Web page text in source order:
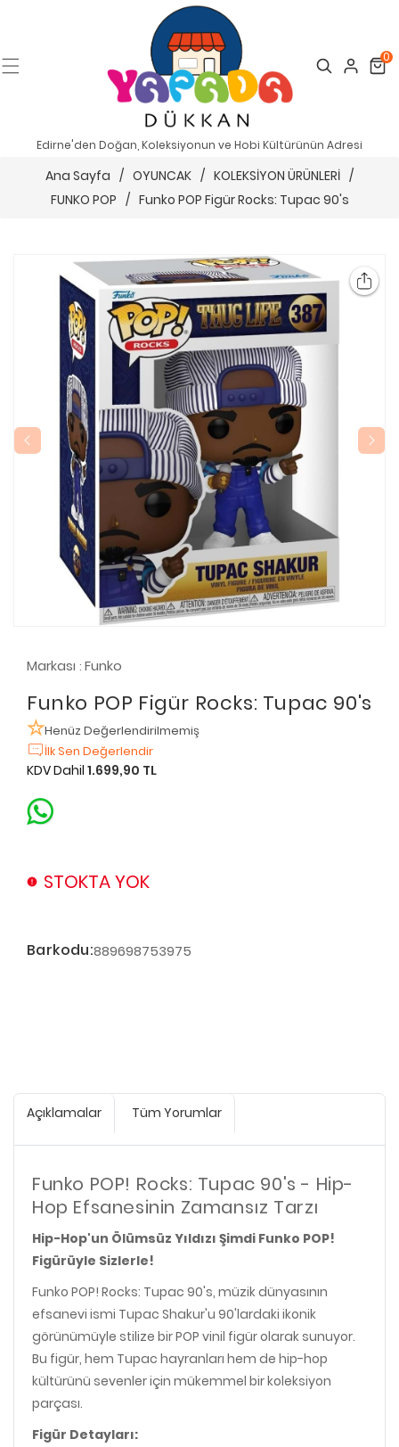
Search Cart
0
Edirne'den Doğan, Koleksiyonun ve Hobi Kültürünün Adresi
Ana Sayfa / OYUNCAK / KOLEKSİYON ÜRÜNLERİ /
FUNKO POP / Funko POP Figür Rocks: Tupac 90's
Markası : Funko
Funko POP Figür Rocks: Tupac 90's
Henüz Değerlendirilmemiş
İlk Sen Değerlendir
KDV Dahil 1.699,90 TL
STOKTA YOK
Barkodu:889698753975
Açıklamalar Tüm Yorumlar
Funko POP! Rocks: Tupac 90's - Hip-
Hop Efsanesinin Zamansız Tarzı
Hip-Hop'un Ölümsüz Yıldızı Şimdi Funko POP!
Figürüyle Sizlerle!
Funko POP! Rocks: Tupac 90's, müzik dünyasının
efsanevi ismi Tupac Shakur'u 90'lardaki ikonik
görünümüyle stilize bir POP vinil figür olarak sunuyor.
Bu figür, hem Tupac hayranları hem de hip-hop
kültürünü sevenler için mükemmel bir koleksiyon
parçası.
Figür Detayları: